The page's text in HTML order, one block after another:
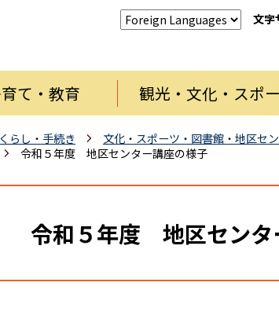
文字
て・教育 観光・文化・スポ
くらし・手続き 文化・スポーツ・図書館・地区セ
令和５年度 地区センター講座の様子
令和５年度 地区センタ